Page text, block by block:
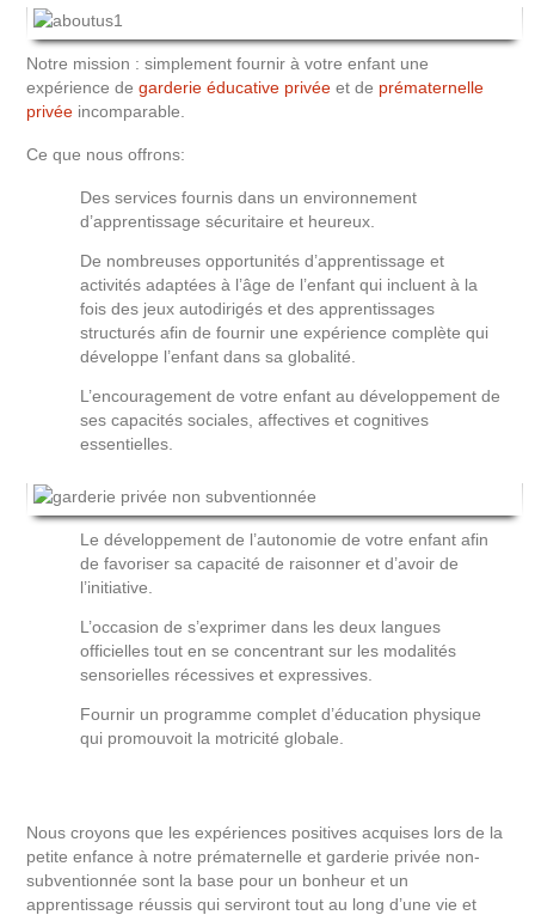
Notre mission : simplement fournir à votre enfant une
expérience degarderie éducative privée et de prématernelle
privée incomparable.
Ce que nous offrons:
Des services fournis dans un environnement
d’apprentissage sécuritaire et heureux.
De nombreuses opportunités d’apprentissage et
activités adaptées à l’âge de l’enfant qui incluent à la
fois des jeux autodirigés et des apprentissages
structurés afin de fournir une expérience complète qui
développe l’enfant dans sa globalité.
L’encouragement de votre enfant au développement de
ses capacités sociales, affectives et cognitives
essentielles.
Le développement de l’autonomie de votre enfant afin
de favoriser sa capacité de raisonner et d’avoir de
l’initiative.
L’occasion de s’exprimer dans les deux langues
officielles tout en se concentrant sur les modalités
sensorielles récessives et expressives.
Fournir un programme complet d’éducation physique
qui promouvoit la motricité globale.
Nous croyons que les expériences positives acquises lors de la
petite enfance à notre prématernelle et garderie privée non-
subventionnée sont la base pour un bonheur et un
apprentissage réussis qui serviront tout au long d’une vie et